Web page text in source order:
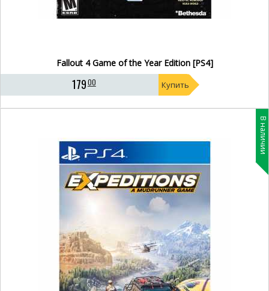
Fallout 4 Game of the Year Edition [PS4]
17900 Купить
В наличии